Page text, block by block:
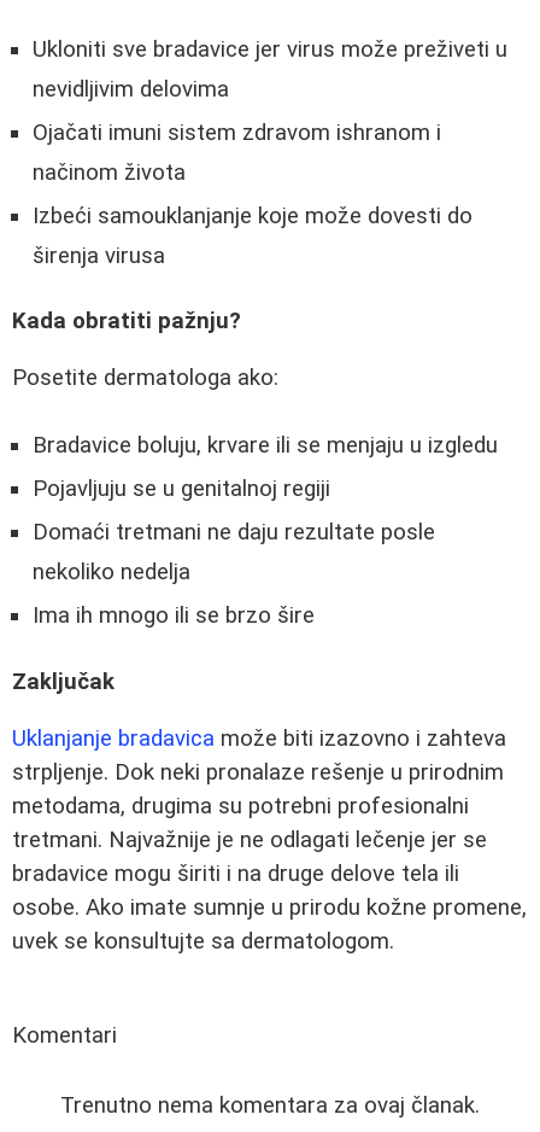
Ukloniti sve bradavice jer virus može preživeti u
nevidljivim delovima
Ojačati imuni sistem zdravom ishranom i
načinom života
Izbeći samouklanjanje koje može dovesti do
širenja virusa
Kada obratiti pažnju?
Posetite dermatologa ako:
Bradavice boluju, krvare ili se menjaju u izgledu
Pojavljuju se u genitalnoj regiji
Domaći tretmani ne daju rezultate posle
nekoliko nedelja
Ima ih mnogo ili se brzo šire
Zaključak
Uklanjanje bradavica može biti izazovno i zahteva
strpljenje. Dok neki pronalaze rešenje u prirodnim
metodama, drugima su potrebni profesionalni
tretmani. Najvažnije je ne odlagati lečenje jer se
bradavice mogu širiti i na druge delove tela ili
osobe. Ako imate sumnje u prirodu kožne promene,
uvek se konsultujte sa dermatologom.
Komentari
Trenutno nema komentara za ovaj članak.